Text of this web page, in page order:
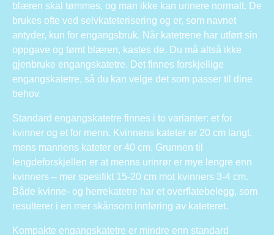
blæren skal tømmes, og man ikke kan urinere normalt. De
brukes ofte ved selvkateterisering og er, som navnet
antyder, kun for engangsbruk. Når katetrene har utført sin
oppgave og tømt blæren, kastes de. Du må altså ikke
gjenbruke engangskatetre. Det finnes forskjellige
engangskatetre, så du kan velge det som passer til dine
behov.
Standard engangskatetre finnes i to varianter: et for
kvinner og et for menn. Kvinnens kateter er 20 cm langt,
mens mannens kateter er 40 cm. Grunnen til
lengdeforskjellen er at menns urinrør er mye lengre enn
kvinners – mer spesifikt 15-20 cm mot kvinners 3-4 cm.
Både kvinne- og herrekatetre har et overflatebelegg, som
resulterer i en mer skånsom innføring av kateteret.
Kompakte engangskatetre er mindre enn standard